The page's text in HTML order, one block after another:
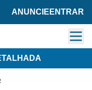
ANUNCIE ENTRAR